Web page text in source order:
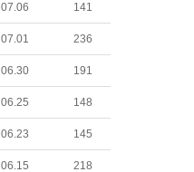
07.06 141
07.01 236
06.30 191
06.25 148
06.23 145
06.15 218